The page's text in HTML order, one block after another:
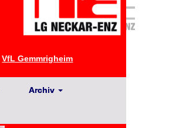
VfL Gemmrigheim
Archiv